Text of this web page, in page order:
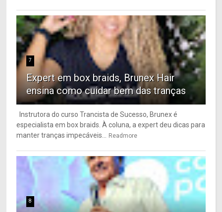
7
Expert em box braids, Brunex Hair
ensina como cuidar bem das tranças
Instrutora do curso Trancista de Sucesso, Brunex é
especialista em box braids. À coluna, a expert deu dicas para
manter tranças impecáveis... Readmore
8